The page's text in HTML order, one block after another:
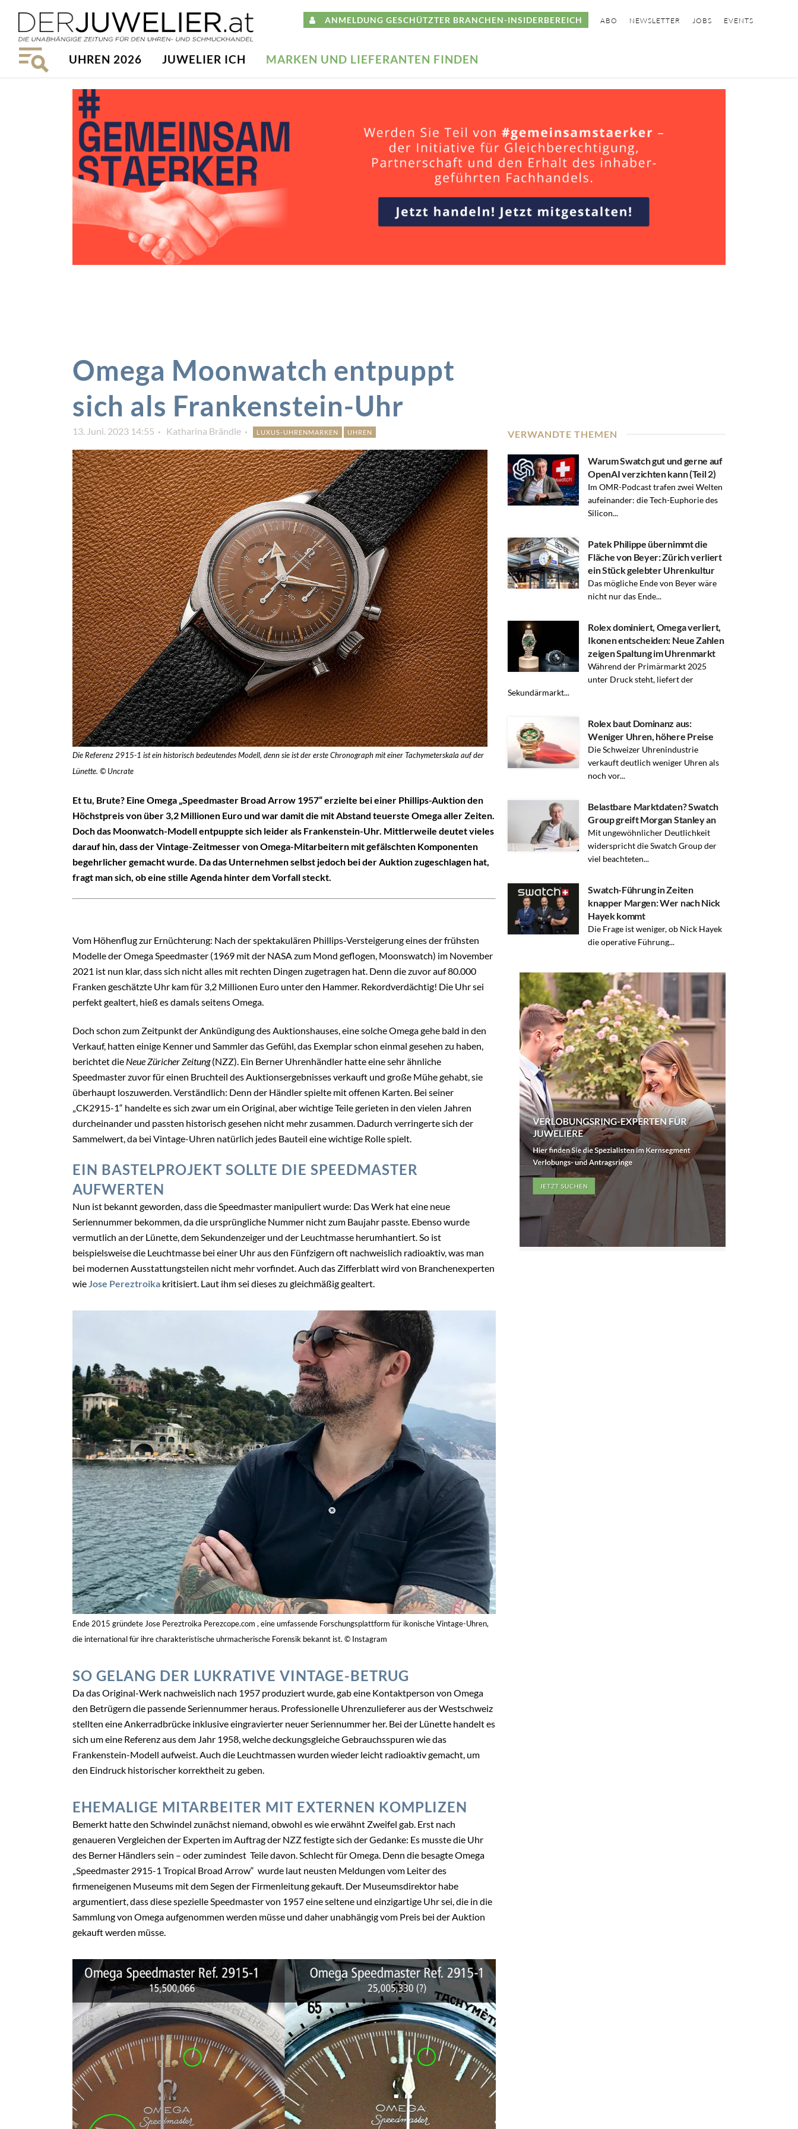
ANMELDUNG GESCHÜTZTER BRANCHEN-INSIDERBEREICH ABO NEWSLETTER JOBS EVENTS
UHREN 2026 JUWELIER ICH MARKEN UND LIEFERANTEN FINDEN
Omega Moonwatch entpuppt
sich als Frankenstein-Uhr
13. Juni. 2023 14:55 Katharina Brändle LUXUS-UHRENMARKEN UHREN
Die Referenz 2915-1 ist ein historisch bedeutendes Modell, denn sie ist der erste Chronograph mit einer Tachymeterskala auf der
Lünette. © Uncrate
Et tu, Brute? Eine Omega „Speedmaster Broad Arrow 1957“ erzielte bei einer Phillips-Auktion den
Höchstpreis von über 3,2 Millionen Euro und war damit die mit Abstand teuerste Omega aller Zeiten.
Doch das Moonwatch-Modell entpuppte sich leider als Frankenstein-Uhr. Mittlerweile deutet vieles
darauf hin, dass der Vintage-Zeitmesser von Omega-Mitarbeitern mit gefälschten Komponenten
begehrlicher gemacht wurde. Da das Unternehmen selbst jedoch bei der Auktion zugeschlagen hat,
fragt man sich, ob eine stille Agenda hinter dem Vorfall steckt.
Vom Höhenflug zur Ernüchterung: Nach der spektakulären Phillips-Versteigerung eines der frühsten
Modelle der Omega Speedmaster (1969 mit der NASA zum Mond geflogen, Moonswatch) im November
2021 ist nun klar, dass sich nicht alles mit rechten Dingen zugetragen hat. Denn die zuvor auf 80.000
Franken geschätzte Uhr kam für 3,2 Millionen Euro unter den Hammer. Rekordverdächtig! Die Uhr sei
perfekt gealtert, hieß es damals seitens Omega.
Doch schon zum Zeitpunkt der Ankündigung des Auktionshauses, eine solche Omega gehe bald in den
Verkauf, hatten einige Kenner und Sammler das Gefühl, das Exemplar schon einmal gesehen zu haben,
berichtet die Neue Züricher Zeitung(NZZ). Ein Berner Uhrenhändler hatte eine sehr ähnliche
Speedmaster zuvor für einen Bruchteil des Auktionsergebnisses verkauft und große Mühe gehabt, sie
überhaupt loszuwerden. Verständlich: Denn der Händler spielte mit offenen Karten. Bei seiner
„CK2915-1“ handelte es sich zwar um ein Original, aber wichtige Teile gerieten in den vielen Jahren
durcheinander und passten historisch gesehen nicht mehr zusammen. Dadurch verringerte sich der
Sammelwert, da bei Vintage-Uhren natürlich jedes Bauteil eine wichtige Rolle spielt.
EIN BASTELPROJEKT SOLLTE DIE SPEEDMASTER
AUFWERTEN
Nun ist bekannt geworden, dass die Speedmaster manipuliert wurde: Das Werk hat eine neue
Seriennummer bekommen, da die ursprüngliche Nummer nicht zum Baujahr passte. Ebenso wurde
vermutlich an der Lünette, dem Sekundenzeiger und der Leuchtmasse herumhantiert. So ist
beispielsweise die Leuchtmasse bei einer Uhr aus den Fünfzigern oft nachweislich radioaktiv, was man
bei modernen Ausstattungsteilen nicht mehr vorfindet. Auch das Zifferblatt wird von Branchenexperten
wieJose Pereztroika kritisiert. Laut ihm sei dieses zu gleichmäßig gealtert.
Ende 2015 gründete Jose Pereztroika Perezcope.com , eine umfassende Forschungsplattform für ikonische Vintage-Uhren,
die international für ihre charakteristische uhrmacherische Forensik bekannt ist. © Instagram
SO GELANG DER LUKRATIVE VINTAGE-BETRUG
Da das Original-Werk nachweislich nach 1957 produziert wurde, gab eine Kontaktperson von Omega
den Betrügern die passende Seriennummer heraus. Professionelle Uhrenzulieferer aus der Westschweiz
stellten eine Ankerradbrücke inklusive eingravierter neuer Seriennummer her. Bei der Lünette handelt es
sich um eine Referenz aus dem Jahr 1958, welche deckungsgleiche Gebrauchsspuren wie das
Frankenstein-Modell aufweist. Auch die Leuchtmassen wurden wieder leicht radioaktiv gemacht, um
den Eindruck historischer korrektheit zu geben.
EHEMALIGE MITARBEITER MIT EXTERNEN KOMPLIZEN
Bemerkt hatte den Schwindel zunächst niemand, obwohl es wie erwähnt Zweifel gab. Erst nach
genaueren Vergleichen der Experten im Auftrag der NZZ festigte sich der Gedanke: Es musste die Uhr
des Berner Händlers sein – oder zumindest Teile davon. Schlecht für Omega. Denn die besagte Omega
„Speedmaster 2915-1 Tropical Broad Arrow“ wurde laut neusten Meldungen vom Leiter des
firmeneigenen Museums mit dem Segen der Firmenleitung gekauft. Der Museumsdirektor habe
argumentiert, dass diese spezielle Speedmaster von 1957 eine seltene und einzigartige Uhr sei, die in die
Sammlung von Omega aufgenommen werden müsse und daher unabhängig vom Preis bei der Auktion
gekauft werden müsse.
VERWANDTE THEMEN
Warum Swatch gut und gerne auf
OpenAI verzichten kann (Teil 2)
Im OMR-Podcast trafen zwei Welten
aufeinander: die Tech-Euphorie des
Silicon...
Patek Philippe übernimmt die
Fläche von Beyer: Zürich verliert
ein Stück gelebter Uhrenkultur
Das mögliche Ende von Beyer wäre
nicht nur das Ende...
Rolex dominiert, Omega verliert,
Ikonen entscheiden: Neue Zahlen
zeigen Spaltung im Uhrenmarkt
Während der Primärmarkt 2025
unter Druck steht, liefert der
Sekundärmarkt...
Rolex baut Dominanz aus:
Weniger Uhren, höhere Preise
Die Schweizer Uhrenindustrie
verkauft deutlich weniger Uhren als
noch vor...
Belastbare Marktdaten? Swatch
Group greift Morgan Stanley an
Mit ungewöhnlicher Deutlichkeit
widerspricht die Swatch Group der
viel beachteten...
Swatch-Führung in Zeiten
knapper Margen: Wer nach Nick
Hayek kommt
Die Frage ist weniger, ob Nick Hayek
die operative Führung...